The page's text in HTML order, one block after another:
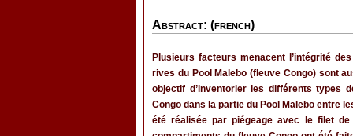
Abstract: (french)
Plusieurs facteurs menacent l’intégrité
rives du Pool Malebo (fleuve Congo) sont
objectif d’inventorier les différents types
Congo dans la partie du Pool Malebo entre
été réalisée par piégeage avec le filet